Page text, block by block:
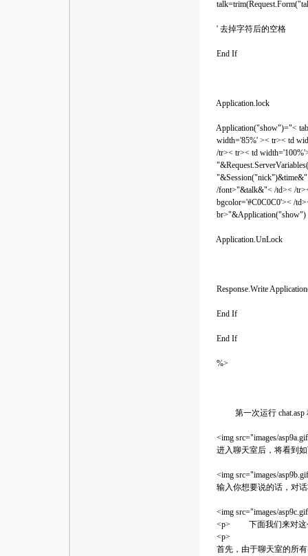
' 去掉字符后的空格
End If
Application.lock
Application("show")="<
width='85%' >< tr>< td
/tr>< tr>< td
/font>"&talk&"< /td>< /
bgcolor='#C0C0C0'>< /
br>"&Application("show")
Application.UnLock
Response.Write
End If
End If
%>
第一次运行 chat.asp
<img src="images/
进入聊天室后，将看到
<img src="images/
输入你想要说的话，对
<img src="images/
<p> 下面我们来对这个
<p>
首先，由于聊天室的所